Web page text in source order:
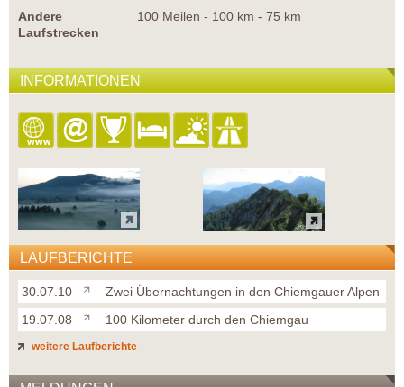
Andere
Laufstrecken
100 Meilen - 100 km - 75 km
INFORMATIONEN
LAUFBERICHTE
30.07.10
Zwei Übernachtungen in den Chiemgauer Alpen
19.07.08
100 Kilometer durch den Chiemgau
weitere Laufberichte